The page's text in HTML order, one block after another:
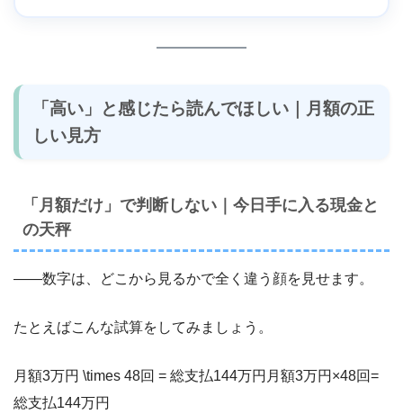
「高い」と感じたら読んでほしい｜月額の正
しい見方
「月額だけ」で判断しない｜今日手に入る現金と
の天秤
――数字は、どこから見るかで全く違う顔を見せます。
たとえばこんな試算をしてみましょう。
月額3万円 \times 48回 = 総支払144万円 月額3万円×48回=
総支払144万円